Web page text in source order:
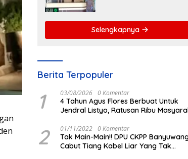
Diperketat
Selengkapnya
Berita Terpopuler
1 03/08/2026 0 Komentar
4 Tahun Agus Flores Berbuat Untuk
Jendral Listyo, Ratusan Ribu
2 01/11/2022 0 Komentar
Tak Main-Main!! DPU CKPP
Cabut Tiang Kabel Liar Yang Tak